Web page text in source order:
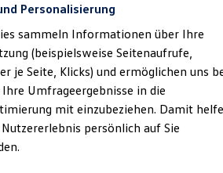
Class bei Volkswagen
Personalisierung
sammeln Informationen über Ihre
(beispielsweise Seitenaufrufe,
je Seite, Klicks) und ermöglichen uns
Umfrageergebnisse in die
mit einzubeziehen. Damit
persönlich auf Sie